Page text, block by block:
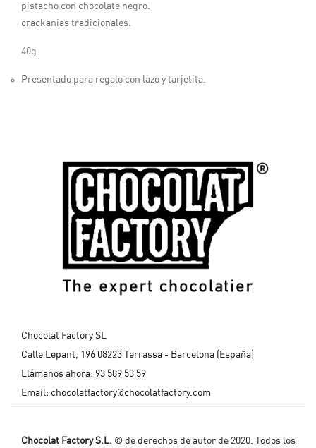
pistacho con chocolate negro.
crackanias tradicionales.
40g.
Presentado para regalo con lazo y tarjetita.
Chocolat Factory SL
Calle Lepant, 196 08223 Terrassa - Barcelona (España)
Llámanos ahora: 93 589 53 59
Email: chocolatfactory@chocolatfactory.com
Chocolat Factory S.L.© de derechos de autor de 2020. Todos los